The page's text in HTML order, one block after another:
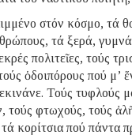
στόν κόσμο, τά
τά ξερά,
πολιτεῖες, τούς
ὁδοιπόρους πού μ’
Τούς τυφλούς
φτωχούς, τούς
κορίτσια πού πάντα